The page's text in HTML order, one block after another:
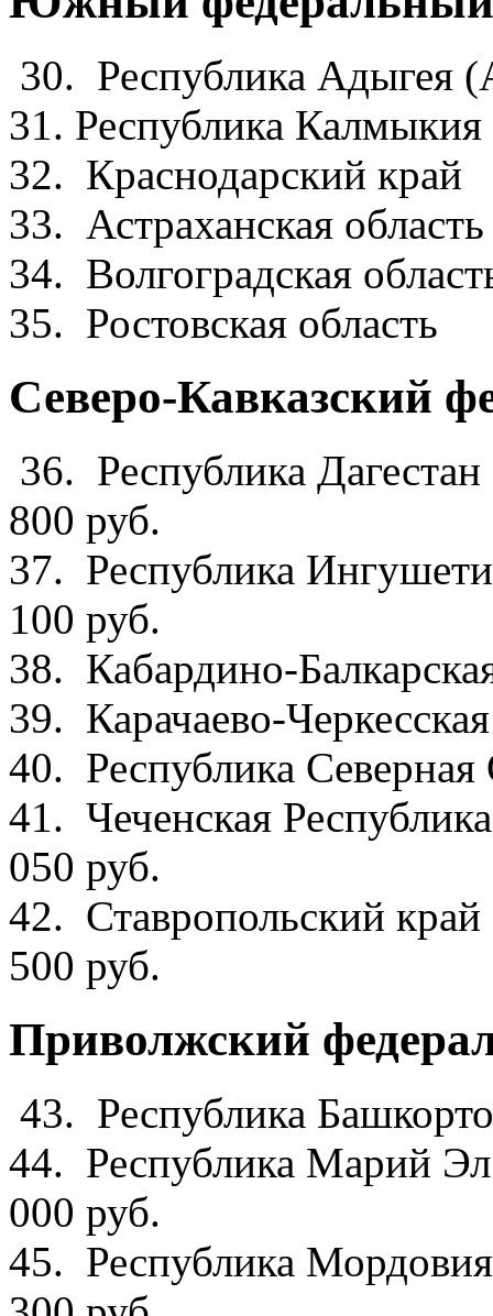
30. Республика Адыгея
31. Республика
32.
33. Астраханская
34. Волгоградская
35. Ростовская
Северо-Кавказский
36.
800 руб.
37.
100 руб.
38. Кабардино-
39. Карачаево-
40. Республика
41. Чеченская
050 руб.
42.
500 руб.
Приволжский
43. Республика
44.
000 руб.
45.